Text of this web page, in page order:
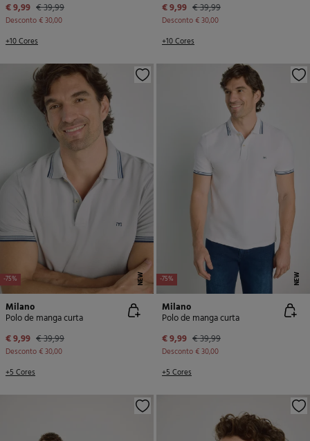
€ 9,99 € 39,99
Desconto€ 30,00
+10 Cores
€ 9,99 € 39,99
Desconto€ 30,00
+10 Cores
-75% NEW
Milano
Polo de manga curta
€ 9,99 € 39,99
Desconto€ 30,00
+5 Cores
-75% NEW
Milano
Polo de manga curta
€ 9,99 € 39,99
Desconto€ 30,00
+5 Cores